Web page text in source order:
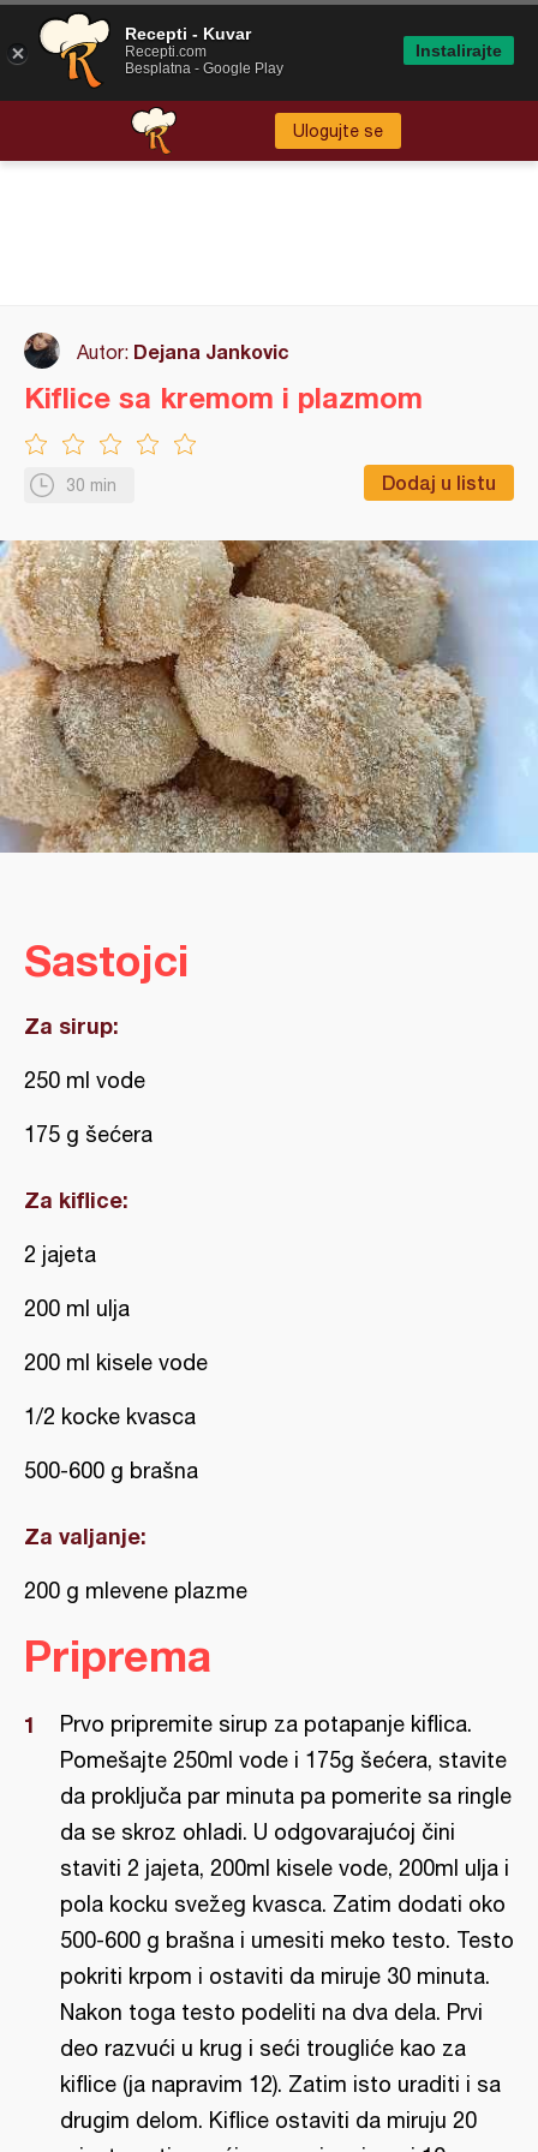
Ulogujte se
Autor: Dejana Jankovic
30 min Dodaj u listu
Kiflice sa kremom i plazmom
Sastojci
Za sirup:
250 ml vode
175 g šećera
Za kiflice:
2 jajeta
200 ml ulja
200 ml kisele vode
1/2 kocke kvasca
500-600 g brašna
Za valjanje:
200 g mlevene plazme
Priprema
Prvo pripremite sirup za potapanje kiflica.
Pomešajte 250ml vode i 175g šećera, stavite
da proključa par minuta pa pomerite sa ringle
da se skroz ohladi. U odgovarajućoj čini
staviti 2 jajeta, 200ml kisele vode, 200ml ulja i
pola kocku svežeg kvasca. Zatim dodati oko
500-600 g brašna i umesiti meko testo. Testo
pokriti krpom i ostaviti da miruje 30 minuta.
Nakon toga testo podeliti na dva dela. Prvi
deo razvući u krug i seći trougliće kao za
kiflice (ja napravim 12). Zatim isto uraditi i sa
drugim delom. Kiflice ostaviti da miruju 20
Recepti - Kuvar
Recepti.com
Besplatna - Google Play
Instalirajte